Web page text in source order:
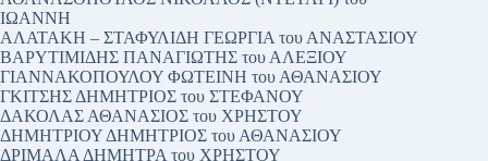
ΙΩΑΝΝΗ
ΑΛΑΤΑΚΗ – ΣΤΑΦΥΛΙΔΗ ΓΕΩΡΓΙΑ του ΑΝΑΣΤΑΣΙΟΥ
ΒΑΡΥΤΙΜΙΔΗΣ ΠΑΝΑΓΙΩΤΗΣ του ΑΛΕΞΙΟΥ
ΓΙΑΝΝΑΚΟΠΟΥΛΟΥ ΦΩΤΕΙΝΗ του ΑΘΑΝΑΣΙΟΥ
ΓΚΙΤΣΗΣ ΔΗΜΗΤΡΙΟΣ του ΣΤΕΦΑΝΟΥ
ΔΑΚΟΛΑΣ ΑΘΑΝΑΣΙΟΣ του ΧΡΗΣΤΟΥ
ΔΗΜΗΤΡΙΟΥ ΔΗΜΗΤΡΙΟΣ του ΑΘΑΝΑΣΙΟΥ
ΔΡΙΜΑΛΑ ΔΗΜΗΤΡΑ του ΧΡΗΣΤΟΥ